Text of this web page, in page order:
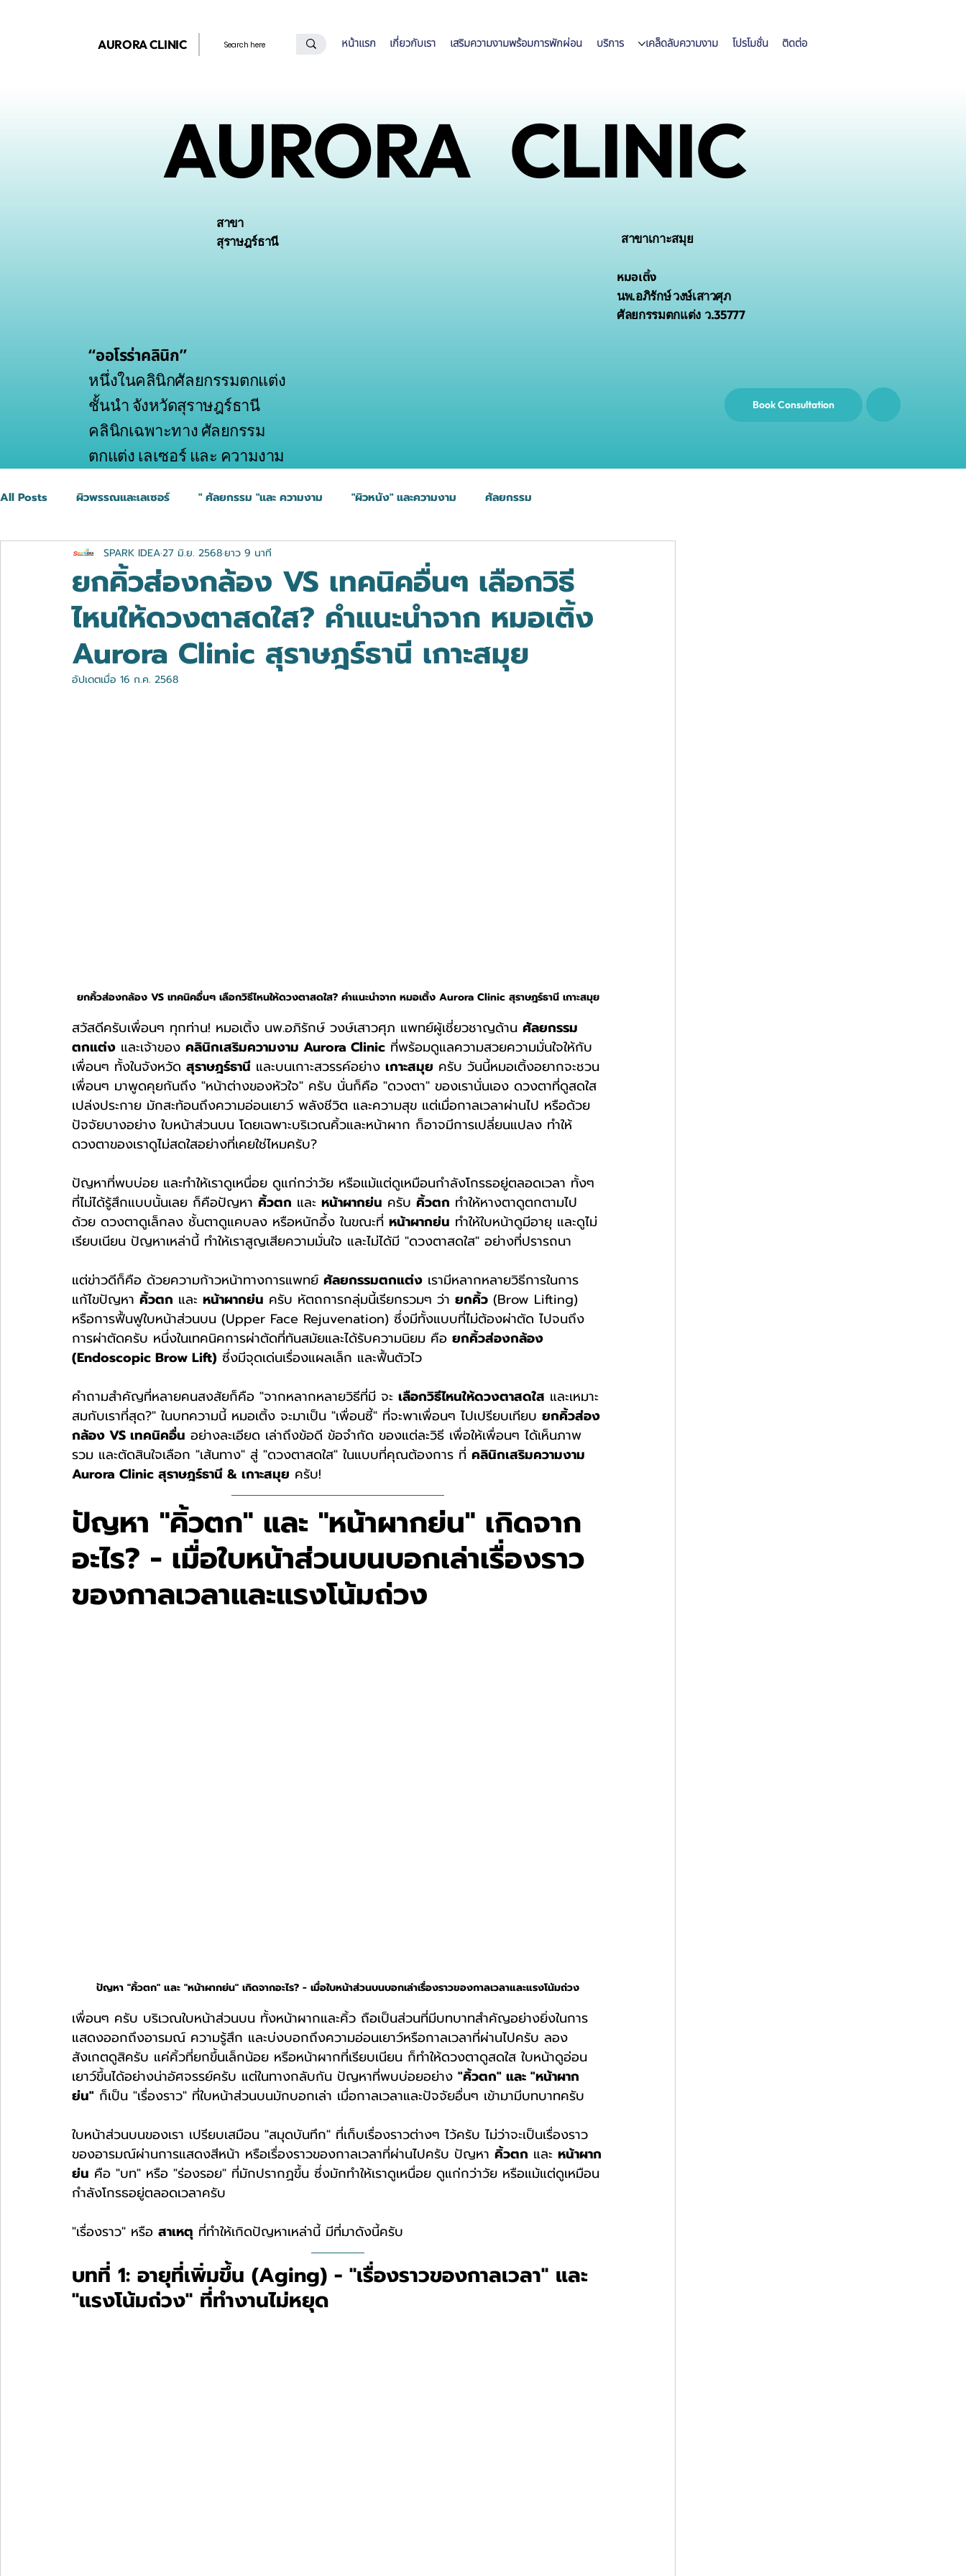
AURORA CLINIC หน้าแรก เกี่ยวกับเรา เสริมความงามพร้อมการพักผ่อน บริการ เคล็ดลับความงาม โปรโมชั่น ติดต่อ
สาขา
สุราษฎร์ธานี
สาขาเกาะสมุย
หมอเติ้ง
นพ.อภิรักษ์ วงษ์เสาวศุภ
ศัลยกรรมตกแต่ง ว.35777
AURORA CLINIC
Book Consultation
“ออโรร่าคลินิก”
หนึ่งในคลินิกศัลยกรรมตกแต่ง
ชั้นนำ จังหวัดสุราษฎร์ธานี
คลินิกเฉพาะทาง ศัลยกรรม
ตกแต่ง เลเซอร์ และ ความงาม
All Posts ผิวพรรณและเลเซอร์ " ศัลยกรรม "และ ความงาม "ผิวหนัง" และความงาม ศัลยกรรม
ยกคิ้วส่องกล้อง VS เทคนิคอื่นๆ เลือกวิธี
ไหนให้ดวงตาสดใส? คำแนะนำจาก หมอเติ้ง
Aurora Clinic สุราษฎร์ธานี เกาะสมุย
SPARK IDEA27 มิ.ย. 2568ยาว 9 นาที
อัปเดตเมื่อ 16 ก.ค. 2568
ยกคิ้วส่องกล้อง VS เทคนิคอื่นๆ เลือกวิธีไหนให้ดวงตาสดใส? คำแนะนำจาก หมอเติ้ง Aurora Clinic สุราษฎร์ธานี เกาะสมุย
สวัสดีครับเพื่อนๆ ทุกท่าน! หมอเติ้ง นพ.อภิรักษ์ วงษ์เสาวศุภ แพทย์ผู้เชี่ยวชาญด้าน ศัลยกรรม
ตกแต่ง และเจ้าของ คลินิกเสริมความงาม Aurora Clinic ที่พร้อมดูแลความสวยความมั่นใจให้กับ
เพื่อนๆ ทั้งในจังหวัด สุราษฎร์ธานี และบนเกาะสวรรค์อย่าง เกาะสมุย ครับ วันนี้หมอเติ้งอยากจะชวน
เพื่อนๆ มาพูดคุยกันถึง "หน้าต่างของหัวใจ" ครับ นั่นก็คือ "ดวงตา" ของเรานั่นเอง ดวงตาที่ดูสดใส
เปล่งประกาย มักสะท้อนถึงความอ่อนเยาว์ พลังชีวิต และความสุข แต่เมื่อกาลเวลาผ่านไป หรือด้วย
ปัจจัยบางอย่าง ใบหน้าส่วนบน โดยเฉพาะบริเวณคิ้วและหน้าผาก ก็อาจมีการเปลี่ยนแปลง ทำให้
ดวงตาของเราดูไม่สดใสอย่างที่เคยใช่ไหมครับ?
ปัญหาที่พบบ่อย และทำให้เราดูเหนื่อย ดูแก่กว่าวัย หรือแม้แต่ดูเหมือนกำลังโกรธอยู่ตลอดเวลา ทั้งๆ
ที่ไม่ได้รู้สึกแบบนั้นเลย ก็คือปัญหา คิ้วตก และ หน้าผากย่น ครับ คิ้วตก ทำให้หางตาดูตกตามไป
ด้วย ดวงตาดูเล็กลง ชั้นตาดูแคบลง หรือหนักอึ้ง ในขณะที่ หน้าผากย่น ทำให้ใบหน้าดูมีอายุ และดูไม่
เรียบเนียน ปัญหาเหล่านี้ ทำให้เราสูญเสียความมั่นใจ และไม่ได้มี "ดวงตาสดใส" อย่างที่ปรารถนา
แต่ข่าวดีก็คือ ด้วยความก้าวหน้าทางการแพทย์ ศัลยกรรมตกแต่ง เรามีหลากหลายวิธีการในการ
แก้ไขปัญหา คิ้วตก และ หน้าผากย่น ครับ หัตถการกลุ่มนี้เรียกรวมๆ ว่า ยกคิ้ว (Brow Lifting)
หรือการฟื้นฟูใบหน้าส่วนบน (Upper Face Rejuvenation) ซึ่งมีทั้งแบบที่ไม่ต้องผ่าตัด ไปจนถึง
การผ่าตัดครับ หนึ่งในเทคนิคการผ่าตัดที่ทันสมัยและได้รับความนิยม คือ ยกคิ้วส่องกล้อง
(Endoscopic Brow Lift) ซึ่งมีจุดเด่นเรื่องแผลเล็ก และฟื้นตัวไว
คำถามสำคัญที่หลายคนสงสัยก็คือ "จากหลากหลายวิธีที่มี จะ เลือกวิธีไหนให้ดวงตาสดใส และเหมาะ
สมกับเราที่สุด?" ในบทความนี้ หมอเติ้ง จะมาเป็น "เพื่อนซี้" ที่จะพาเพื่อนๆ ไปเปรียบเทียบ ยกคิ้วส่อง
กล้อง VS เทคนิคอื่น อย่างละเอียด เล่าถึงข้อดี ข้อจำกัด ของแต่ละวิธี เพื่อให้เพื่อนๆ ได้เห็นภาพ
รวม และตัดสินใจเลือก "เส้นทาง" สู่ "ดวงตาสดใส" ในแบบที่คุณต้องการ ที่ คลินิกเสริมความงาม
Aurora Clinic สุราษฎร์ธานี & เกาะสมุย ครับ!
ปัญหา "คิ้วตก" และ "หน้าผากย่น" เกิดจาก
อะไร? - เมื่อใบหน้าส่วนบนบอกเล่าเรื่องราว
ของกาลเวลาและแรงโน้มถ่วง
ปัญหา "คิ้วตก" และ "หน้าผากย่น" เกิดจากอะไร? - เมื่อใบหน้าส่วนบนบอกเล่าเรื่องราวของกาลเวลาและแรงโน้มถ่วง
เพื่อนๆ ครับ บริเวณใบหน้าส่วนบน ทั้งหน้าผากและคิ้ว ถือเป็นส่วนที่มีบทบาทสำคัญอย่างยิ่งในการ
แสดงออกถึงอารมณ์ ความรู้สึก และบ่งบอกถึงความอ่อนเยาว์หรือกาลเวลาที่ผ่านไปครับ ลอง
สังเกตดูสิครับ แค่คิ้วที่ยกขึ้นเล็กน้อย หรือหน้าผากที่เรียบเนียน ก็ทำให้ดวงตาดูสดใส ใบหน้าดูอ่อน
เยาว์ขึ้นได้อย่างน่าอัศจรรย์ครับ แต่ในทางกลับกัน ปัญหาที่พบบ่อยอย่าง "คิ้วตก" และ "หน้าผาก
ย่น" ก็เป็น "เรื่องราว" ที่ใบหน้าส่วนบนมักบอกเล่า เมื่อกาลเวลาและปัจจัยอื่นๆ เข้ามามีบทบาทครับ
ใบหน้าส่วนบนของเรา เปรียบเสมือน "สมุดบันทึก" ที่เก็บเรื่องราวต่างๆ ไว้ครับ ไม่ว่าจะเป็นเรื่องราว
ของอารมณ์ผ่านการแสดงสีหน้า หรือเรื่องราวของกาลเวลาที่ผ่านไปครับ ปัญหา คิ้วตก และ หน้าผาก
ย่น คือ "บท" หรือ "ร่องรอย" ที่มักปรากฏขึ้น ซึ่งมักทำให้เราดูเหนื่อย ดูแก่กว่าวัย หรือแม้แต่ดูเหมือน
กำลังโกรธอยู่ตลอดเวลาครับ
"เรื่องราว" หรือ สาเหตุ ที่ทำให้เกิดปัญหาเหล่านี้ มีที่มาดังนี้ครับ
บทที่ 1: อายุที่เพิ่มขึ้น (Aging) - "เรื่องราวของกาลเวลา" และ
"แรงโน้มถ่วง" ที่ทำงานไม่หยุด